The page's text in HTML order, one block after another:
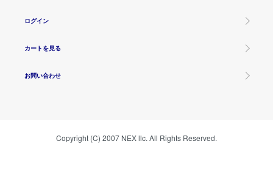
ログイン
カートを見る
お問い合わせ
Copyright (C) 2007 NEX llc. All Rights Reserved.